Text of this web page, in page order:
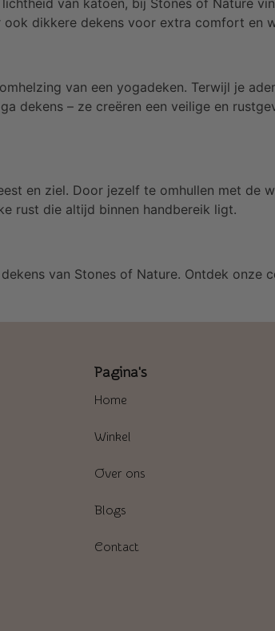
dikkere dekens voor extra comfort en
van een yogadeken. Terwijl je
dekens – ze creëren een veilige en
en ziel. Door jezelf te omhullen met de
rust die altijd binnen handbereik ligt.
van Stones of Nature. Ontdek
Pagina's
Home
Winkel
Over ons
Blogs
Contact